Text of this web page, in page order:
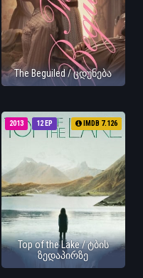
The Beguiled / ცდუნება
12 EP
2013 IMDB 7.126
Top of the Lake / ტბის
ზედაპირზე